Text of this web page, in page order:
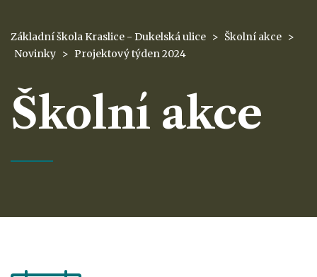
Základní škola Kraslice - Dukelská ulice > Školní akce >
Novinky > Projektový týden 2024
Školní akce